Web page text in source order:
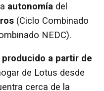
autonomía del
(Ciclo Combinado
NEDC).
producido a partir de
de Lotus desde
cerca de la